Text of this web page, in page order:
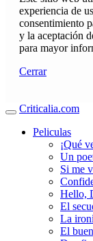
experiencia de
consentimiento
y la aceptación
para mayor
Cerrar
Criticalia.com
Peliculas
¡Qué
Un
Si me
Hello,
El
La
El